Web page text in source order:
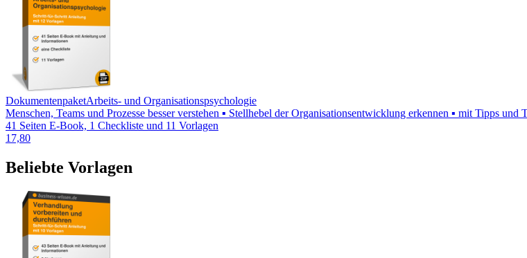
DokumentenpaketArbeits- und Organisationspsychologie
Menschen, Teams und Prozesse besser verstehen ▪ Stellhebel der Organisationsentwicklung erkennen ▪ mit Tipps und
41 Seiten E-Book, 1 Checkliste und 11 Vorlagen
17,80
Beliebte Vorlagen